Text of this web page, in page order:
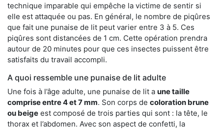
technique imparable qui empêche la victime de sentir si
elle est attaquée ou pas. En général, le nombre de piqûres
que fait une punaise de lit peut varier entre 3 à 5. Ces
piqûres sont distancées de 1 cm. Cette opération prendra
autour de 20 minutes pour que ces insectes puissent être
satisfaits du travail accompli.
A quoi ressemble une punaise de lit adulte
Une fois à l’âge adulte, une punaise de lit a une taille
comprise entre 4 et 7 mm. Son corps de coloration brune
ou beige est composé de trois parties qui sont : la tête, le
thorax et l’abdomen. Avec son aspect de confetti, la